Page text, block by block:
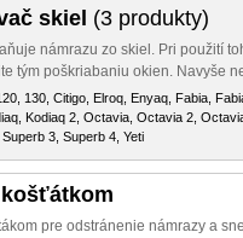
skiel (3 produkty)
námrazu zo skiel. Pri použití
tým poškriabaniu okien. Navyše
130, Citigo, Elroq, Enyaq, Fabia,
Kodiaq 2, Octavia, Octavia 2,
3, Superb 4, Yeti
pre odstránenie námrazy a